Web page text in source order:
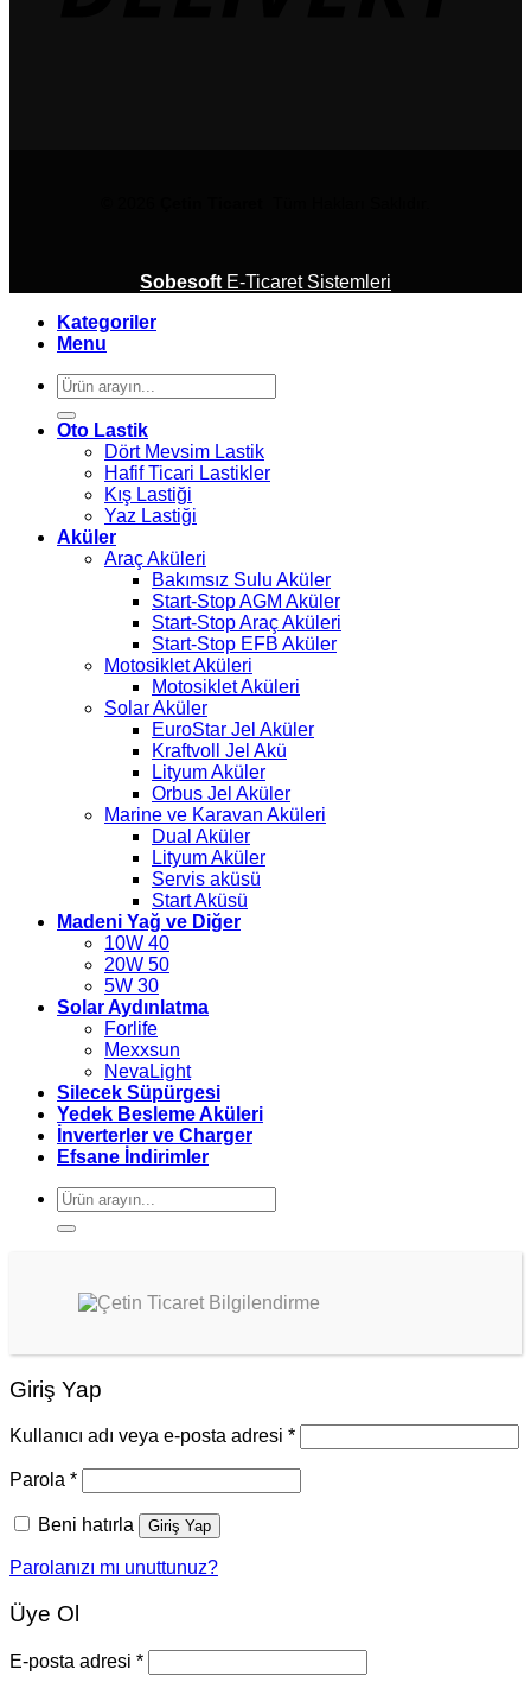
Sobesoft E-Ticaret Sistemleri
Kategoriler
Menu
Ara:
Oto Lastik
Dört Mevsim Lastik
Hafif Ticari Lastikler
Kış Lastiği
Yaz Lastiği
Aküler
Araç Aküleri
Bakımsız Sulu Aküler
Start-Stop AGM Aküler
Start-Stop Araç Aküleri
Start-Stop EFB Aküler
Motosiklet Aküleri
Motosiklet Aküleri
Solar Aküler
EuroStar Jel Aküler
Kraftvoll Jel Akü
Lityum Aküler
Orbus Jel Aküler
Marine ve Karavan Aküleri
Dual Aküler
Lityum Aküler
Servis aküsü
Start Aküsü
Madeni Yağ ve Diğer
10W 40
20W 50
5W 30
Solar Aydınlatma
Forlife
Mexxsun
NevaLight
Silecek Süpürgesi
Yedek Besleme Aküleri
İnverterler ve Charger
Efsane İndirimler
Ara:
Giriş Yap
Kullanıcı adı veya e-posta adresi *
Parola *
Beni hatırla Giriş Yap
Parolanızı mı unuttunuz?
Üye Ol
E-posta adresi *